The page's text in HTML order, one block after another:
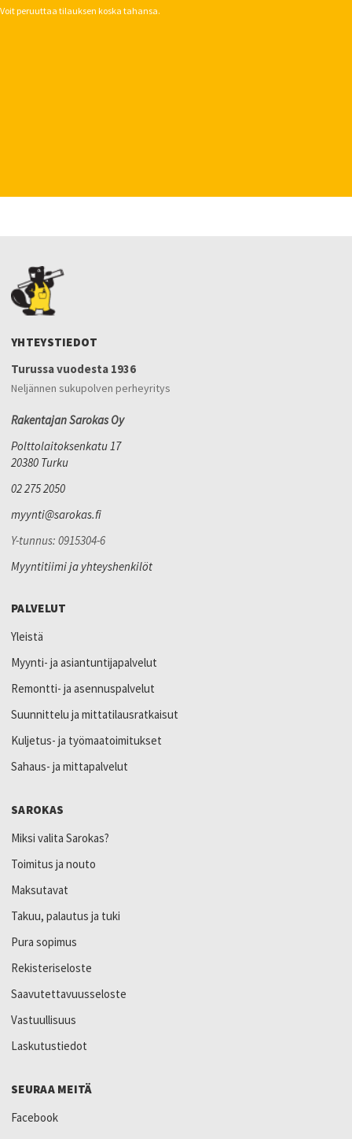
Voit peruuttaa tilauksen koska tahansa.
YHTEYSTIEDOT
Turussa vuodesta 1936
Neljännen sukupolven perheyritys
Rakentajan Sarokas Oy
Polttolaitoksenkatu 17
20380 Turku
02 275 2050
myynti@sarokas.fi
Y-tunnus: 0915304-6
Myyntitiimi ja yhteyshenkilöt
PALVELUT
Yleistä
Myynti- ja asiantuntijapalvelut
Remontti- ja asennuspalvelut
Suunnittelu ja mittatilausratkaisut
Kuljetus- ja työmaatoimitukset
Sahaus- ja mittapalvelut
SAROKAS
Miksi valita Sarokas?
Toimitus ja nouto
Maksutavat
Takuu, palautus ja tuki
Pura sopimus
Rekisteriseloste
Saavutettavuusseloste
Vastuullisuus
Laskutustiedot
SEURAA MEITÄ
Facebook